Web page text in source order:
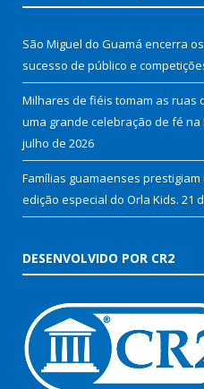
São Miguel do Guamá encerra
sucesso de público e
Milhares de fiéis tomam as ruas
uma grande celebração de fé na
julho de 2026
Famílias guamaenses
edição especial do Orla Kids. 21
DESENVOLVIDO POR CR2